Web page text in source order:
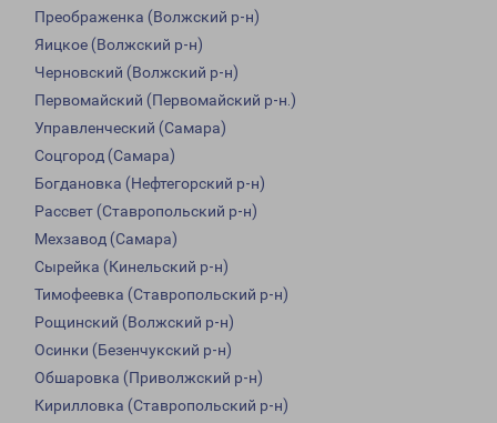
Преображенка (Волжский р-н)
Яицкое (Волжский р-н)
Черновский (Волжский р-н)
Первомайский (Первомайский р-н.)
Управленческий (Самара)
Соцгород (Самара)
Богдановка (Нефтегорский р-н)
Рассвет (Ставропольский р-н)
Мехзавод (Самара)
Сырейка (Кинельский р-н)
Тимофеевка (Ставропольский р-н)
Рощинский (Волжский р-н)
Осинки (Безенчукский р-н)
Обшаровка (Приволжский р-н)
Кирилловка (Ставропольский р-н)